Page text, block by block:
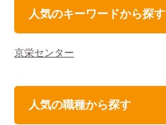
人気のキーワードから探す
京栄センター
人気の職種から探す